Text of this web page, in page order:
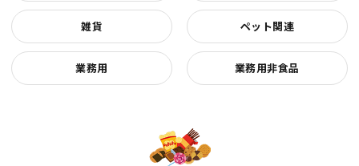
雑貨 ペット関連
業務用 業務用非食品